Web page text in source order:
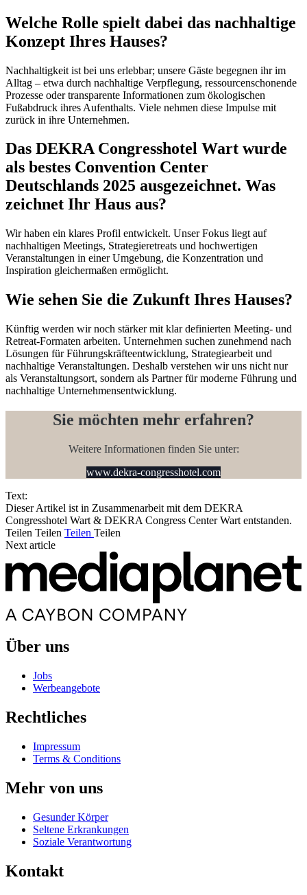
Welche Rolle spielt dabei das nachhaltige
Konzept Ihres Hauses?
Nachhaltigkeit ist bei uns erlebbar; unsere Gäste begegnen ihr im
Alltag – etwa durch nachhaltige Verpflegung, ressourcenschonende
Prozesse oder transparente Informationen zum ökologischen
Fußabdruck ihres Aufenthalts. Viele nehmen diese Impulse mit
zurück in ihre Unternehmen.
Das DEKRA Congresshotel Wart wurde
als bestes Convention Center
Deutschlands 2025 ausgezeichnet. Was
zeichnet Ihr Haus aus?
Wir haben ein klares Profil entwickelt. Unser Fokus liegt auf
nachhaltigen Meetings, Strategieretreats und hochwertigen
Veranstaltungen in einer Umgebung, die Konzentration und
Inspiration gleichermaßen ermöglicht.
Wie sehen Sie die Zukunft Ihres Hauses?
Künftig werden wir noch stärker mit klar definierten Meeting- und
Retreat-Formaten arbeiten. Unternehmen suchen zunehmend nach
Lösungen für Führungskräfteentwicklung, Strategiearbeit und
nachhaltige Veranstaltungen. Deshalb verstehen wir uns nicht nur
als Veranstaltungsort, sondern als Partner für moderne Führung und
nachhaltige Unternehmensentwicklung.
Sie möchten mehr erfahren?
Weitere Informationen finden Sie unter:
www.dekra-congresshotel.com
Text:
Dieser Artikel ist in Zusammenarbeit mit dem DEKRA
Congresshotel Wart & DEKRA Congress Center Wart entstanden.
Teilen Teilen Teilen Teilen
Next article
Über uns
Jobs
Werbeangebote
Rechtliches
Impressum
Terms & Conditions
Mehr von uns
Gesunder Körper
Seltene Erkrankungen
Soziale Verantwortung
Kontakt